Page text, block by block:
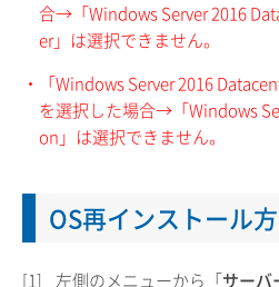
合→「Windows Server 2016
er」は選択できません。
・「Windows Server 2016
を選択した場合→「Windows
on」は選択できません。
OS再インストール
[1] 左側のメニューから「サーバ